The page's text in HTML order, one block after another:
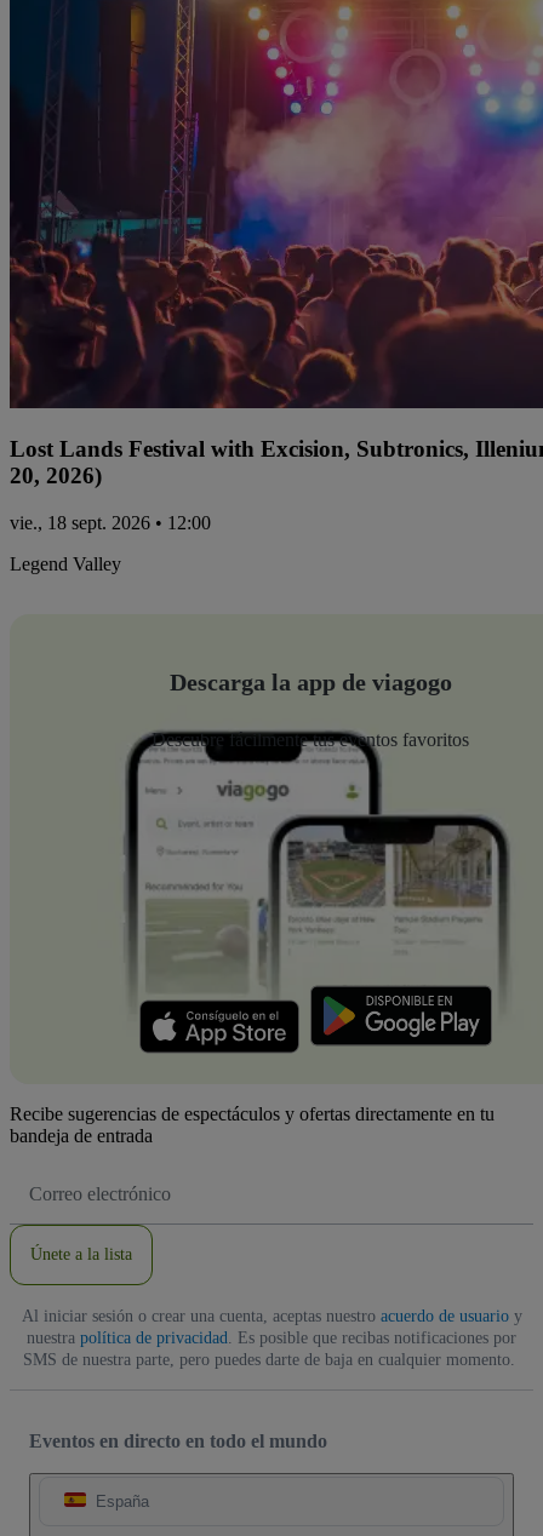
Lost Lands Festival with Excision, Subtronics,
20, 2026)
vie., 18 sept. 2026 • 12:00
Legend Valley
Descarga la app de viagogo
Descubre fácilmente tus eventos favoritos
Recibe sugerencias de espectáculos y ofertas directamente en tu
bandeja de entrada
de
Únete a la lista
Al iniciar sesión o crear una cuenta, aceptas nuestro acuerdo de usuarioy
nuestra política de privacidad . Es posible que recibas notificaciones por
SMS de nuestra parte, pero puedes darte de baja en cualquier momento.
Eventos en directo en todo el mundo
España